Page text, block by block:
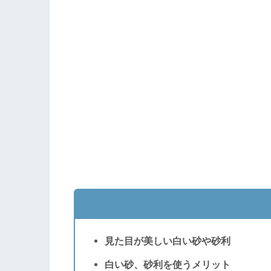
見た目が美しい白い砂や砂利
白い砂、砂利を使うメリット